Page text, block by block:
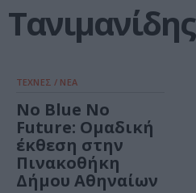
Τανιμανίδης
ΤΕΧΝΕΣ / ΝΕΑ
No Blue No
Future: Ομαδική
έκθεση στην
Πινακοθήκη
Δήμου Αθηναίων